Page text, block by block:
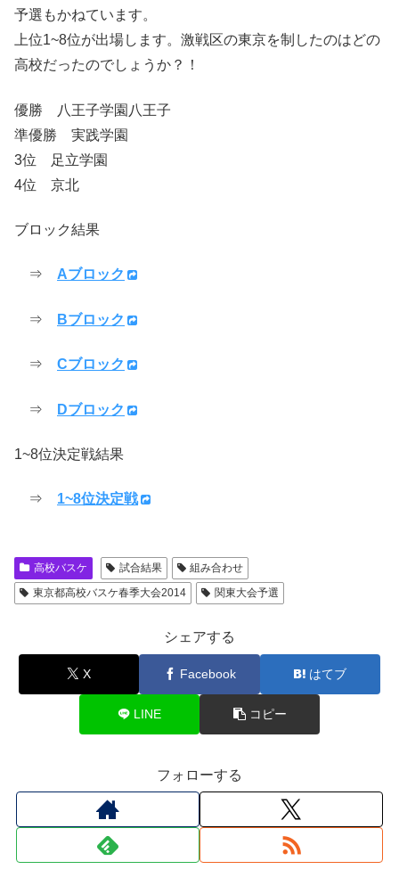
予選もかねています。
上位1~8位が出場します。激戦区の東京を制したのはどの
高校だったのでしょうか？！
優勝 八王子学園八王子
準優勝 実践学園
3位 足立学園
4位 京北
ブロック結果
⇒ Aブロック
⇒ Bブロック
⇒ Cブロック
⇒ Dブロック
1~8位決定戦結果
⇒ 1~8位決定戦
高校バスケ 試合結果
組み合わせ
東京都高校バスケ春季大会2014
関東大会予選
シェアする
X Facebook はてブ
LINE コピー
フォローする